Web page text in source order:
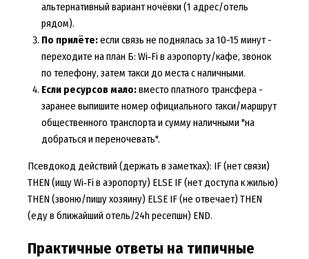
альтернативный вариант ночёвки (1 адрес/отель
рядом).
По прилёте:если связь не поднялась за 10-15 минут -
переходите на план Б: Wi‑Fi в аэропорту/кафе, звонок
по телефону, затем такси до места с наличными.
Если ресурсов мало:вместо платного трансфера -
заранее выпишите номер официального такси/маршрут
общественного транспорта и сумму наличными "на
добраться и переночевать".
Псевдокод действий (держать в заметках): IF (нет связи)
THEN (ищу Wi‑Fi в аэропорту) ELSE IF (нет доступа к жилью)
THEN (звоню/пишу хозяину) ELSE IF (не отвечает) THEN
(еду в ближайший отель/24h ресепшн) END.
Практичные ответы на типичные